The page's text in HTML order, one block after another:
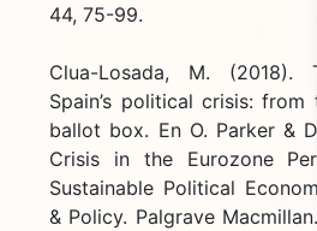
44, 75-99.
Clua-Losada, M.
Spain’s political crisis:
ballot box. En O. Parker &
Crisis in the Eurozone
Sustainable Political
& Policy. Palgrave Macmillan.